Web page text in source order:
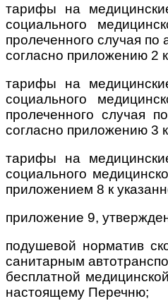
тарифы на
социального
пролеченного случая
согласно приложению 2
тарифы на
социального
пролеченного случая
согласно приложению 3
тарифы на
социального
приложением 8 к
приложение 9,
подушевой норматив
санитарным
бесплатной
настоящему Перечню;